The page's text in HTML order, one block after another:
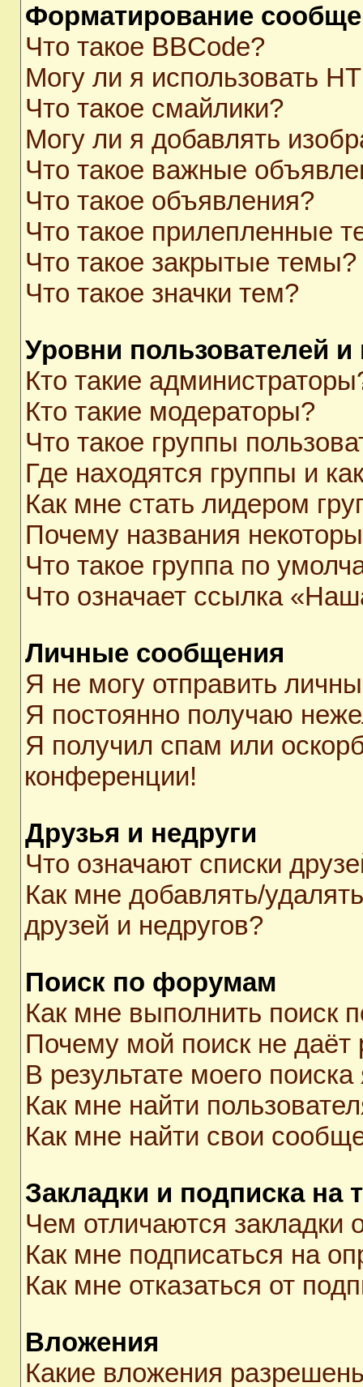
Форматирование
Что такое BBCode?
Могу ли я использовать
Что такое смайлики?
Могу ли я добавлять
Что такое важные
Что такое объявления?
Что такое прилепленные
Что такое закрытые темы?
Что такое значки тем?
Уровни пользователей и
Кто такие
Кто такие модераторы?
Что такое группы
Где находятся группы и
Как мне стать лидером
Почему названия
Что такое группа по
Что означает ссылка
Личные сообщения
Я не могу отправить
Я постоянно получаю
Я получил спам или
конференции!
Друзья и недруги
Что означают списки
Как мне добавлять/
друзей и недругов?
Поиск по форумам
Как мне выполнить
Почему мой поиск не даёт
В результате моего
Как мне найти
Как мне найти свои
Закладки и подписка на
Чем отличаются закладки
Как мне подписаться на
Как мне отказаться от
Вложения
Какие вложения